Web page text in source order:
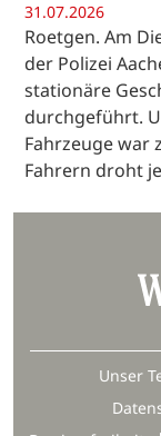
31.07.2026
Roetgen. Am
der Polizei
stationäre
durchgeführt.
Fahrzeuge war
Fahrern droht
Unser